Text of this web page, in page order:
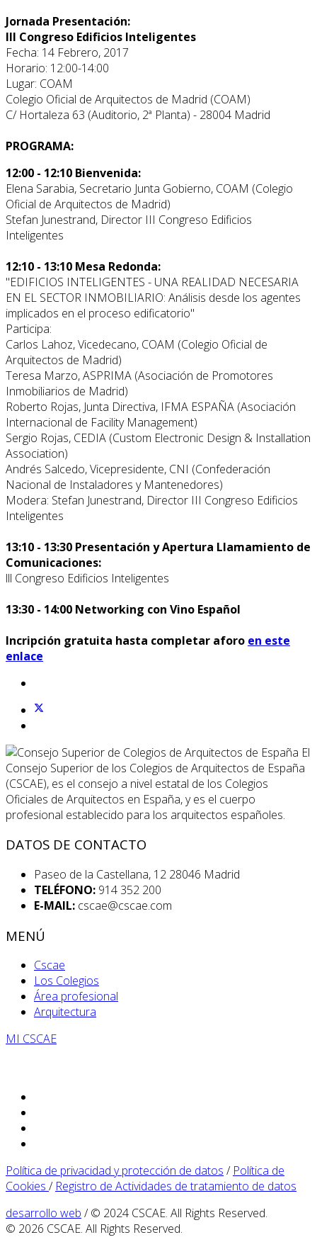
Jornada Presentación:
III Congreso Edificios Inteligentes
Fecha: 14 Febrero, 2017
Horario: 12:00-14:00
Lugar: COAM
Colegio Oficial de Arquitectos de Madrid (COAM)
C/ Hortaleza 63 (Auditorio, 2ª Planta) - 28004 Madrid
PROGRAMA:
12:00 - 12:10 Bienvenida:
Elena Sarabia, Secretario Junta Gobierno, COAM (Colegio
Oficial de Arquitectos de Madrid)
Stefan Junestrand, Director III Congreso Edificios
Inteligentes
12:10 - 13:10 Mesa Redonda:
"EDIFICIOS INTELIGENTES - UNA REALIDAD NECESARIA
EN EL SECTOR INMOBILIARIO: Análisis desde los agentes
implicados en el proceso edificatorio"
Participa:
Carlos Lahoz, Vicedecano, COAM (Colegio Oficial de
Arquitectos de Madrid)
Teresa Marzo, ASPRIMA (Asociación de Promotores
Inmobiliarios de Madrid)
Roberto Rojas, Junta Directiva, IFMA ESPAÑA (Asociación
Internacional de Facility Management)
Sergio Rojas, CEDIA (Custom Electronic Design & Installation
Association)
Andrés Salcedo, Vicepresidente, CNI (Confederación
Nacional de Instaladores y Mantenedores)
Modera: Stefan Junestrand, Director III Congreso Edificios
Inteligentes
13:10 - 13:30 Presentación y Apertura Llamamiento de
Comunicaciones:
lll Congreso Edificios Inteligentes
13:30 - 14:00 Networking con Vino Español
Incripción gratuita hasta completar aforo en este
enlace
El
Consejo Superior de los Colegios de Arquitectos de España
(CSCAE), es el consejo a nivel estatal de los Colegios
Oficiales de Arquitectos en España, y es el cuerpo
profesional establecido para los arquitectos españoles.
DATOS DE CONTACTO
Paseo de la Castellana, 12 28046 Madrid
TELÉFONO: 914 352 200
E-MAIL: cscae@cscae.com
MENÚ
Cscae
Los Colegios
Área profesional
Arquitectura
MI CSCAE
Política de privacidad y protección de datos / Política de
Cookies / Registro de Actividades de tratamiento de datos
desarrollo web / © 2024 CSCAE. All Rights Reserved.
© 2026 CSCAE. All Rights Reserved.